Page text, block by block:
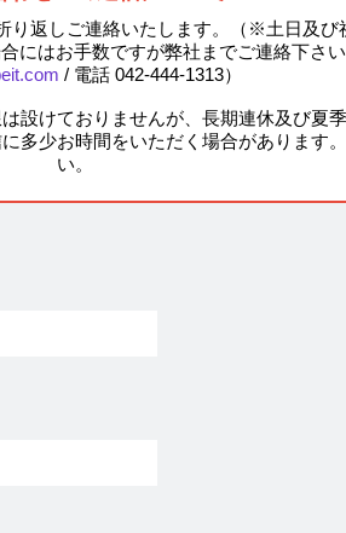
り返しご連絡いたします。（※土日及び
にはお手数ですが弊社までご連絡下さ
/ 電話 042-444-1313）
設けておりませんが、長期連休及び夏季
多少お時間をいただく場合があります
い。